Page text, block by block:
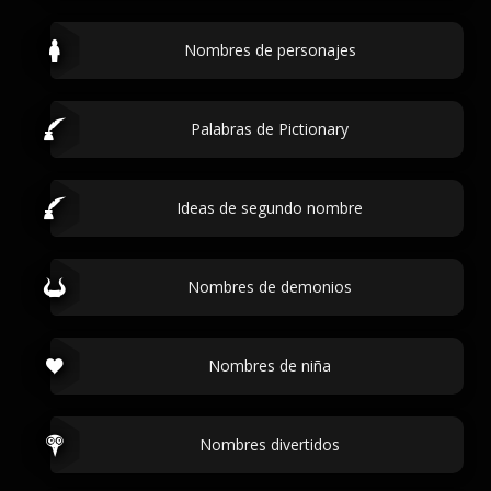
Nombres de personajes
Palabras de Pictionary
Ideas de segundo nombre
Nombres de demonios
Nombres de niña
Nombres divertidos